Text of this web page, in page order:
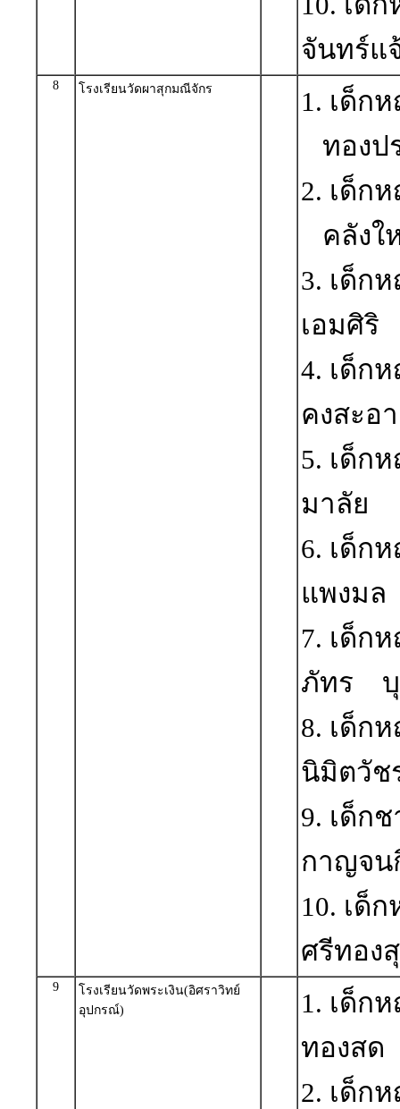
จันทร์แ
8 โรงเรียนวัดผาสุกมณีจักร
1. เด็ก
ทองป
2. เด็ก
คลังใ
3. เด็
เอมศิริ
4. เด็
คงสะอ
5. เด็
มาลัย
6. เด็ก
แพงมล
7. เด็
ภัทร บุ
8. เด็
นิมิตวัช
9. เด็
กาญจ
10. เด็
ศรีทอง
9
โรงเรียนวัดพระเงิน(อิศราวิทย์
อุปกรณ์)
1. เด็
ทองสด
2. เด็ก